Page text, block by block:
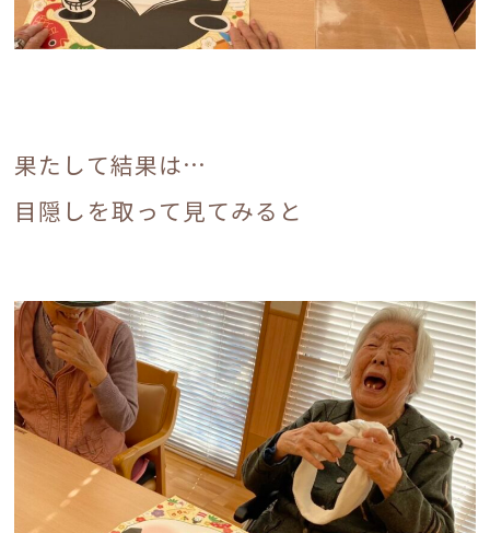
果たして結果は…
目隠しを取って見てみると